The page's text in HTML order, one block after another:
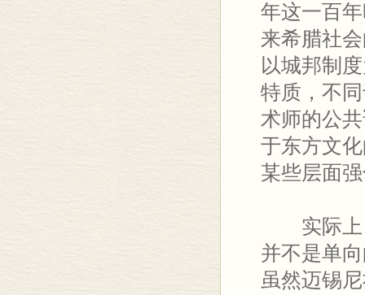
年这一百
来希腊社
以城邦制
特质，不
术师的公
于东方文
某些层面
实际
并不是单
虽然迈锡